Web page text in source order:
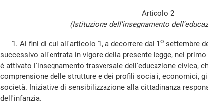
Articolo 2
(Istituzione dell'insegnamento
1. Ai fini di cui all'articolo 1, a decorrere dal 1o settembre
successivo all'entrata in vigore della presente legge, nel
è attivato l'insegnamento trasversale dell'educazione civica,
comprensione delle strutture e dei profili sociali, economici,
società. Iniziative di sensibilizzazione alla cittadinanza
dell'infanzia.